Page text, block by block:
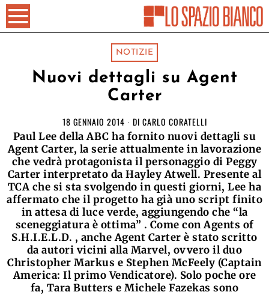
NOTIZIE
Nuovi dettagli su Agent
Carter
18 GENNAIO 2014 DI CARLO CORATELLI
Paul Lee della ABC ha fornito nuovi dettagli su
Agent Carter, la serie attualmente in lavorazione
che vedrà protagonista il personaggio di Peggy
Carter interpretato da Hayley Atwell. Presente al
TCA che si sta svolgendo in questi giorni, Lee ha
affermato che il progetto ha già uno script finito
in attesa di luce verde, aggiungendo che “la
sceneggiatura è ottima” . Come con Agents of
S.H.I.E.L.D. , anche Agent Carter è stato scritto
da autori vicini alla Marvel, ovvero il duo
Christopher Markus e Stephen McFeely (Captain
America: Il primo Vendicatore). Solo poche ore
fa, Tara Butters e Michele Fazekas sono